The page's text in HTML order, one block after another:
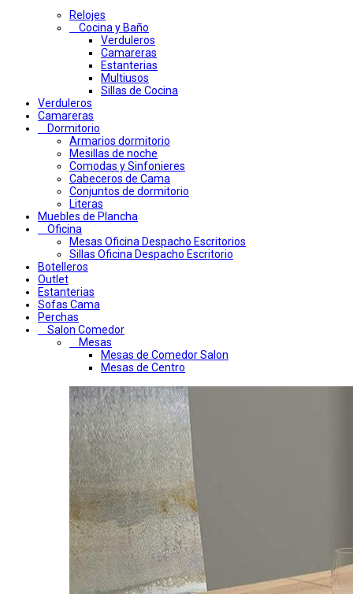
Relojes
Cocina y Baño
Verduleros
Camareras
Estanterias
Multiusos
Sillas de Cocina
Verduleros
Camareras
Dormitorio
Armarios dormitorio
Mesillas de noche
Comodas y Sinfonieres
Cabeceros de Cama
Conjuntos de dormitorio
Literas
Muebles de Plancha
Oficina
Mesas Oficina Despacho Escritorios
Sillas Oficina Despacho Escritorio
Botelleros
Outlet
Estanterias
Sofas Cama
Perchas
Salon Comedor
Mesas
Mesas de Comedor Salon
Mesas de Centro